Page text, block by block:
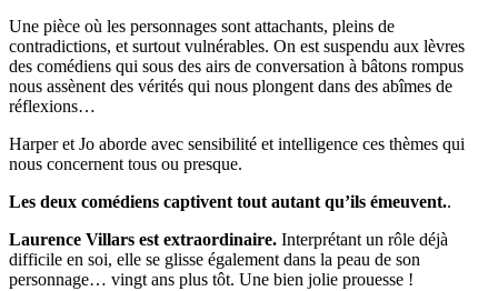
Une pièce où les personnages sont attachants, pleins de
contradictions, et surtout vulnérables. On est suspendu aux lèvres
des comédiens qui sous des airs de conversation à bâtons rompus
nous assènent des vérités qui nous plongent dans des abîmes de
réflexions…
Harper et Jo aborde avec sensibilité et intelligence ces thèmes qui
nous concernent tous ou presque.
Les deux comédiens captivent tout autant qu’ils émeuvent..
Laurence Villars est extraordinaire. Interprétant un rôle déjà
difficile en soi, elle se glisse également dans la peau de son
personnage… vingt ans plus tôt. Une bien jolie prouesse !